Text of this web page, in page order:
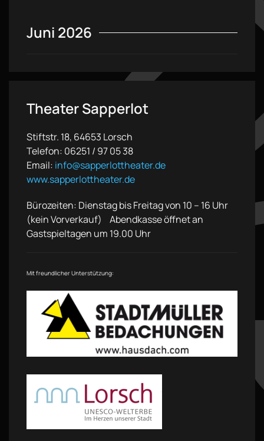
Juni 2026
Theater Sapperlot
Stiftstr. 18, 64653 Lorsch
Telefon: 06251 / 97 05 38
Email: info@sapperlottheater.de
www.sapperlottheater.de
Bürozeiten: Dienstag bis Freitag von 10 – 16 Uhr
(kein Vorverkauf) Abendkasse öffnet an
Gastspieltagen um 19.00 Uhr
Mit freundlicher Unterstützung: